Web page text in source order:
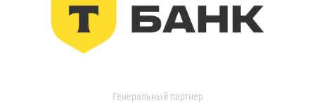
Генеральный партнер